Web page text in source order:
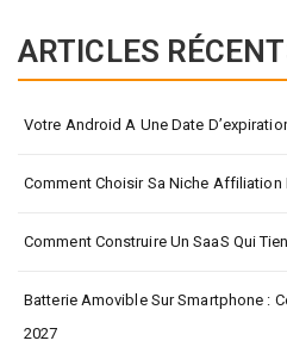
publications
ARTICLES
Votre Android A Une Date
Comment Choisir Sa Niche Affiliation
Comment Construire Un SaaS Qui
Batterie Amovible Sur Smartphone :
2027